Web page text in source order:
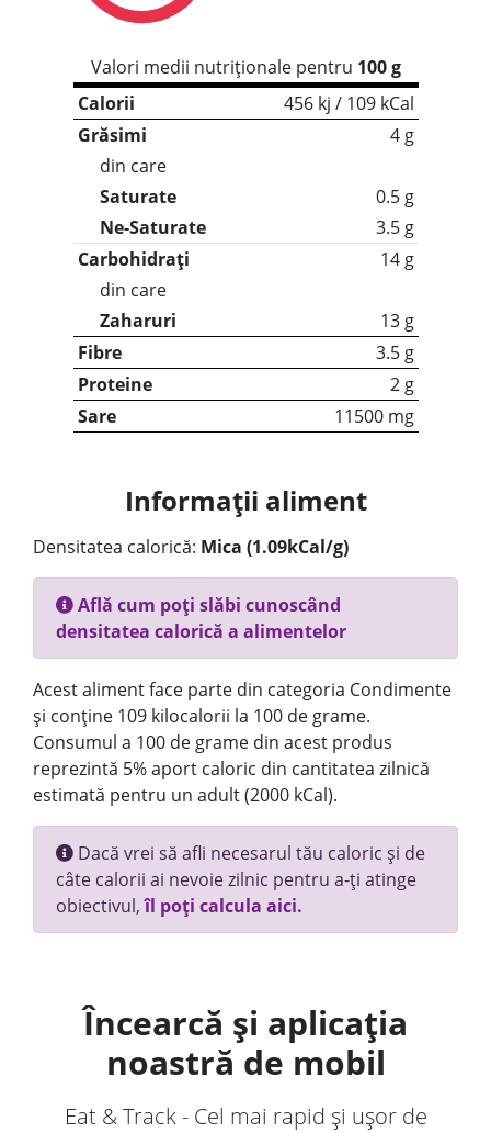
Valori medii nutriționale pentru 100 g
Calorii
456 kj / 109 kCal
Grăsimi
4 g
din care
Saturate
0.5 g
Ne-Saturate
3.5 g
Carbohidrați
14 g
din care
Zaharuri
13 g
Fibre
3.5 g
Proteine
2 g
Sare
11500 mg
Informații aliment
Densitatea calorică: Mica (1.09kCal/g)
Află cum poți slăbi cunoscând
densitatea calorică a alimentelor
Acest aliment face parte din categoria Condimente
și conține 109 kilocalorii la 100 de grame.
Consumul a 100 de grame din acest produs
reprezintă 5% aport caloric din cantitatea zilnică
estimată pentru un adult (2000 kCal).
Dacă vrei să afli necesarul tău caloric și de
câte calorii ai nevoie zilnic pentru a-ți atinge
obiectivul,îl poți calcula aici.
Încearcă și aplicația
noastră de mobil
Eat & Track - Cel mai rapid și ușor de